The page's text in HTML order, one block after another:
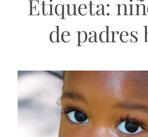
Etiqueta:
de padres